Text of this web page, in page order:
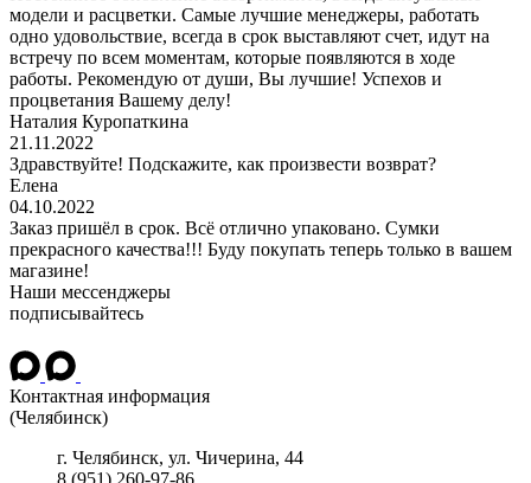
модели и расцветки. Самые лучшие менеджеры, работать
одно удовольствие, всегда в срок выставляют счет, идут на
встречу по всем моментам, которые появляются в ходе
работы. Рекомендую от души, Вы лучшие! Успехов и
процветания Вашему делу!
Наталия Куропаткина
21.11.2022
Здравствуйте! Подскажите, как произвести возврат?
Елена
04.10.2022
Заказ пришёл в срок. Всё отлично упаковано. Сумки
прекрасного качества!!! Буду покупать теперь только в вашем
магазине!
Наши мессенджеры
подписывайтесь
Контактная информация
(Челябинск)
г. Челябинск, ул. Чичерина, 44
8 (951) 260-97-86